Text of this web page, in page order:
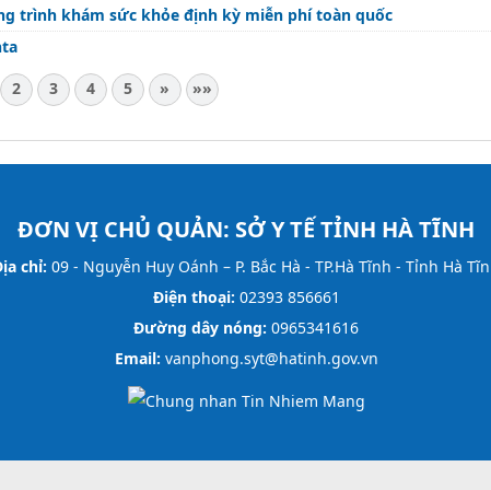
trình khám sức khỏe định kỳ miễn phí toàn quốc
2 3 4 5 » »»
ĐƠN VỊ CHỦ QUẢN: SỞ Y TẾ TỈNH HÀ TĨNH
chỉ: 09 - Nguyễn Huy Oánh – P. Bắc Hà - TP.Hà Tĩnh - Tỉnh Hà
Điện thoại: 02393 856661
Đường dây nóng: 0965341616
Email: vanphong.syt@hatinh.gov.vn